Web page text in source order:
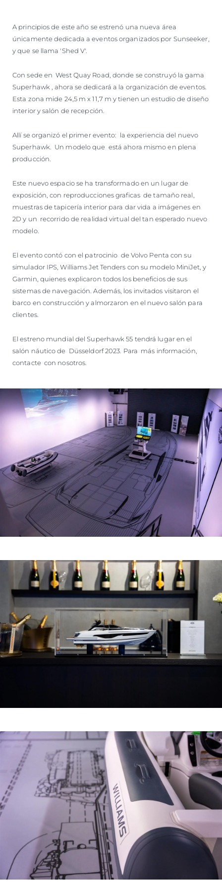
A principios de este año se estrenó una nueva área
únicamente dedicada a eventos organizados por Sunseeker,
y que se llama 'Shed V'.
Con sede en West Quay Road, donde se construyó la gama
Superhawk , ahora se dedicará a la organización de eventos.
Esta zona mide 24,5 m x 11,7 m y tienen un estudio de diseño
interior y salón de recepción.
Allí se organizó el primer evento: la experiencia del nuevo
Superhawk. Un modelo que está ahora mismo en plena
producción.
Este nuevo espacio se ha transformado en un lugar de
exposición, con reproducciones graficas de tamaño real,
muestras de tapicería interior para dar vida a imágenes en
2D y un recorrido de realidad virtual del tan esperado nuevo
modelo.
El evento contó con el patrocinio de Volvo Penta con su
simulador IPS, Williams Jet Tenders con su modelo MiniJet, y
Garmin, quienes explicaron todos los beneficios de sus
sistemas de navegación. Además, los invitados visitaron el
barco en construcción y almorzaron en el nuevo salón para
clientes.
El estreno mundial del Superhawk 55 tendrá lugar en el
salón náutico de Düsseldorf 2023. Para más información,
contacte con nosotros.